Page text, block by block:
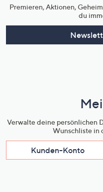
Premieren, Aktionen,
du
Verwalte deine persönlichen
Wunschliste in
Kunden-Konto